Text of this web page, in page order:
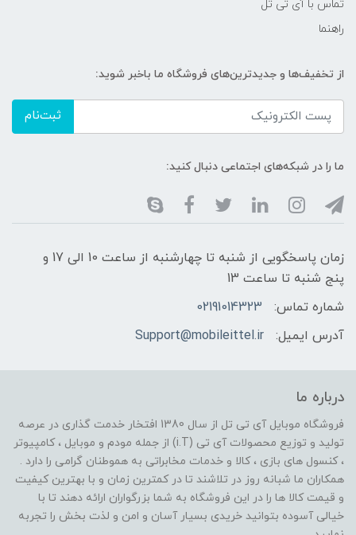
تماس با آی تی تل
راهنما
از تخفیف‌ها و جدیدترین‌های فروشگاه ما باخبر شوید:
ثبت‌نام
ما را در شبکه‌های اجتماعی دنبال کنید:
زمان پاسخگویی از شنبه تا چهارشنبه از ساعت 10 الی 17 و
پنج شنبه تا ساعت 13
شماره تماس:
02191014323
آدرس ایمیل:
Support@mobileittel.ir
درباره ما
فروشگاه موبایل آی تی تل از سال 1380 افتخار خدمت گذاری در عرصه
تولید و توزیع محصولات آی تی (i.T) از جمله مودم و موبایل ، کامپیوتر
، کنسول های بازی ، کالا و خدمات مخابراتی به هموطنان گرامی را دارد .
همکاران ما شبانه روز در تلاشند تا در کمترین زمان و با بهترین کیفیت
و قیمت کالا ها را در این فروشگاه به شما بزرگواران ارائه دهند تا با
خیالی آسوده بتوانید خریدی بسیار آسان و امن و لذت بخش را تجربه